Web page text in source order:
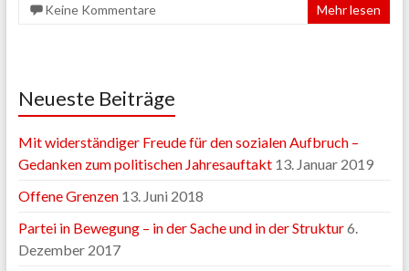
Keine Kommentare
Mehr lesen
Neueste Beiträge
Mit widerständiger Freude für den sozialen Aufbruch –
Gedanken zum politischen Jahresauftakt 13. Januar 2019
Offene Grenzen 13. Juni 2018
Partei in Bewegung – in der Sache und in der Struktur6.
Dezember 2017